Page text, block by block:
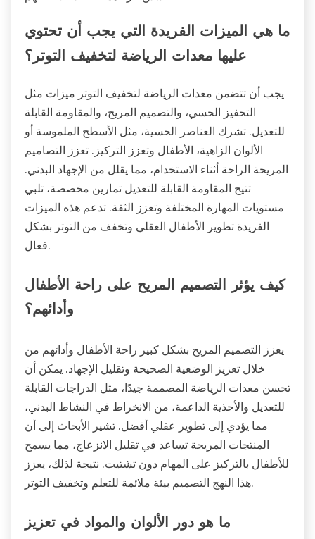
ما هي الميزات الفريدة التي يجب أن تحتوي
عليها معدات الرياضة لتخفيف التوتر؟
يجب أن تتضمن معدات الرياضة لتخفيف التوتر ميزات مثل
التحفيز الحسي، والتصميم المريح، والمقاومة القابلة
للتعديل. تشرك العناصر الحسية، مثل الأسطح الملموسة أو
الألوان الزاهية، الأطفال وتعزز التركيز. تعزز التصاميم
المريحة الراحة أثناء الاستخدام، مما يقلل من الإجهاد البدني.
تتيح المقاومة القابلة للتعديل تمارين مخصصة، تلبي
مستويات المهارة المختلفة وتعزز الثقة. تدعم هذه الميزات
الفريدة تطوير الأطفال العقلي وتخفف من التوتر بشكل
فعال.
كيف يؤثر التصميم المريح على راحة الأطفال
وأدائهم؟
يعزز التصميم المريح بشكل كبير راحة الأطفال وأدائهم من
خلال تعزيز الوضعية الصحيحة وتقليل الإجهاد. يمكن أن
تحسن معدات الرياضة المصممة جيدًا، مثل الدراجات القابلة
للتعديل والأحذية الداعمة، من الانخراط في النشاط البدني،
مما يؤدي إلى تطوير عقلي أفضل. تشير الأبحاث إلى أن
المنتجات المريحة تساعد في تقليل الانزعاج، مما يسمح
للأطفال بالتركيز على المهام دون تشتيت. نتيجة لذلك، يعزز
هذا النهج التصميم بيئة ملائمة للتعلم وتخفيف التوتر.
ما هو دور الألوان والمواد في تعزيز